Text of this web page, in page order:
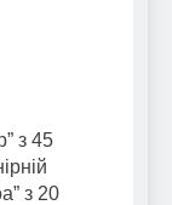
з 45
з 20